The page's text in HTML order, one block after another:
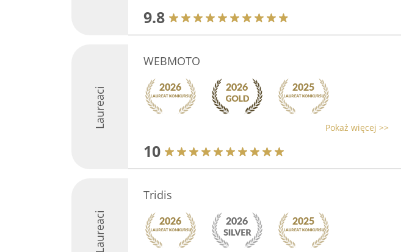
9.8
Laureaci
WEBMOTO
Pokaż więcej >>
10
Laureaci
Tridis